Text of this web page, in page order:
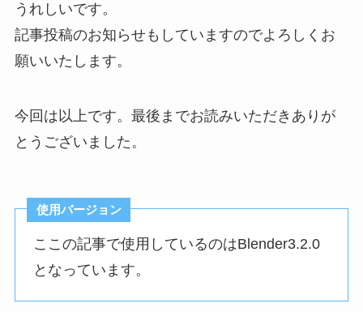
うれしいです。
記事投稿のお知らせもしていますのでよろしくお
願いいたします。
今回は以上です。最後までお読みいただきありが
とうございました。
使用バージョン
ここの記事で使用しているのはBlender3.2.0
となっています。